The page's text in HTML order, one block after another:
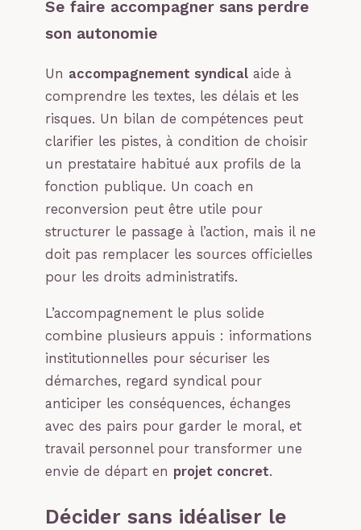
Se faire accompagner sans perdre
son autonomie
Un accompagnement syndical aide à
comprendre les textes, les délais et les
risques. Un bilan de compétences peut
clarifier les pistes, à condition de choisir
un prestataire habitué aux profils de la
fonction publique. Un coach en
reconversion peut être utile pour
structurer le passage à l’action, mais il ne
doit pas remplacer les sources officielles
pour les droits administratifs.
L’accompagnement le plus solide
combine plusieurs appuis : informations
institutionnelles pour sécuriser les
démarches, regard syndical pour
anticiper les conséquences, échanges
avec des pairs pour garder le moral, et
travail personnel pour transformer une
envie de départ en projet concret.
Décider sans idéaliser le